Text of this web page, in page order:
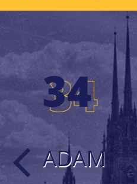
arrow_back_ios
26
34
34
ADAM